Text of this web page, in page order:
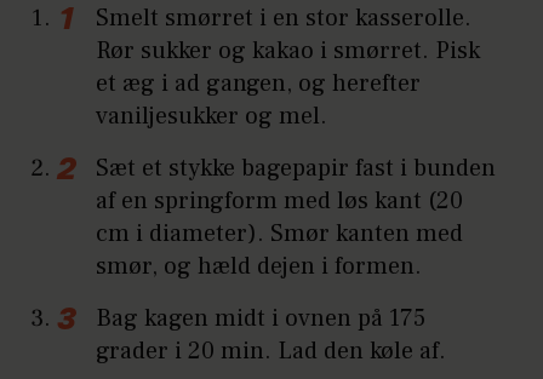
Smelt smørret i en stor kasserolle.
Rør sukker og kakao i smørret. Pisk
et æg i ad gangen, og herefter
vaniljesukker og mel.
Sæt et stykke bagepapir fast i bunden
af en springform med løs kant (20
cm i diameter). Smør kanten med
smør, og hæld dejen i formen.
Bag kagen midt i ovnen på 175
grader i 20 min. Lad den køle af.